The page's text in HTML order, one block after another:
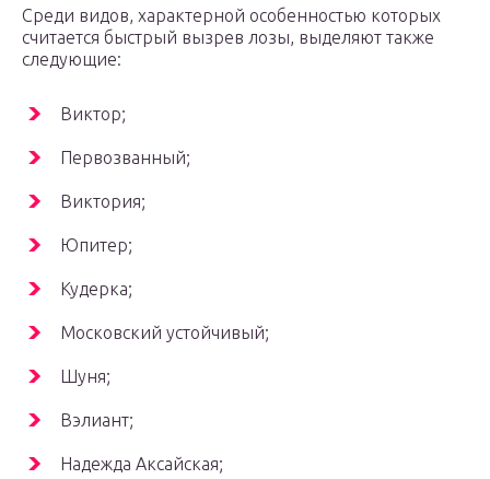
Среди видов, характерной особенностью которых
считается быстрый вызрев лозы, выделяют также
следующие:
Виктор;
Первозванный;
Виктория;
Юпитер;
Кудерка;
Московский устойчивый;
Шуня;
Вэлиант;
Надежда Аксайская;